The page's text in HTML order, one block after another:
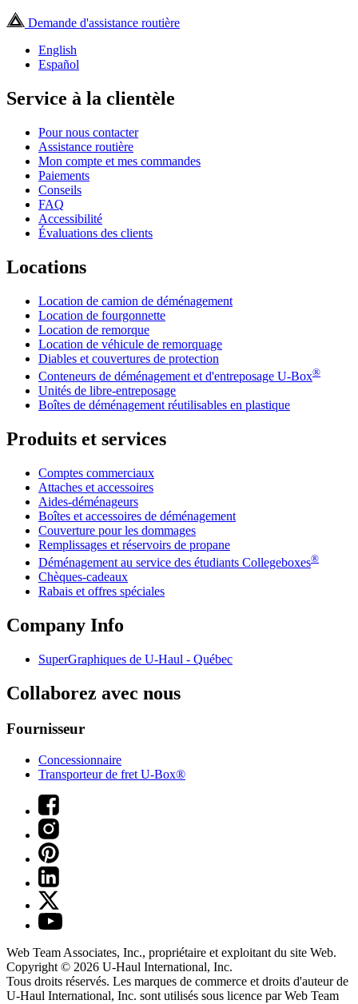
Demande d'assistance routière
English
Español
Service à la clientèle
Pour nous contacter
Assistance routière
Mon compte et mes commandes
Paiements
Conseils
FAQ
Accessibilité
Évaluations des clients
Locations
Location de camion de déménagement
Location de fourgonnette
Location de remorque
Location de véhicule de remorquage
Diables et couvertures de protection
Conteneurs de déménagement et d'entreposage U-Box®
Unités de libre-entreposage
Boîtes de déménagement réutilisables en plastique
Produits et services
Comptes commerciaux
Attaches et accessoires
Aides-déménageurs
Boîtes et accessoires de déménagement
Couverture pour les dommages
Remplissages et réservoirs de propane
Déménagement au service des étudiants Collegeboxes®
Chèques-cadeaux
Rabais et offres spéciales
Company Info
SuperGraphiques de U-Haul - Québec
Collaborez avec nous
Fournisseur
Concessionnaire
Transporteur de fret U-Box®
Web Team Associates, Inc., propriétaire et exploitant du site Web.
Copyright © 2026 U-Haul International, Inc.
Tous droits réservés. Les marques de commerce et droits d'auteur de
U-Haul International, Inc. sont utilisés sous licence par Web Team